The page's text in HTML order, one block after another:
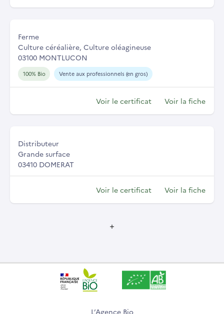
Ferme
Culture céréalière, Culture oléagineuse
03100 MONTLUCON
100% Bio Vente aux professionnels (en gros)
Voir le certificat Voir la fiche
Distributeur
Grande surface
03410 DOMERAT
Voir le certificat Voir la fiche
L’Agence Bio